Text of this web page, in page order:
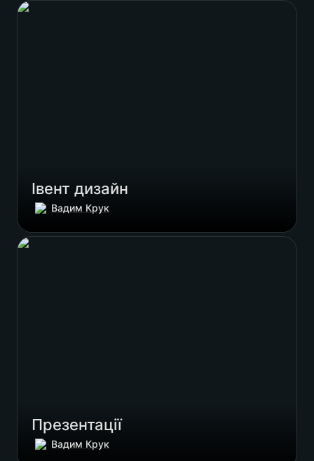
Івент дизайн
Івент дизайн
Вадим Крук
Презентації
Презентації
Вадим Крук